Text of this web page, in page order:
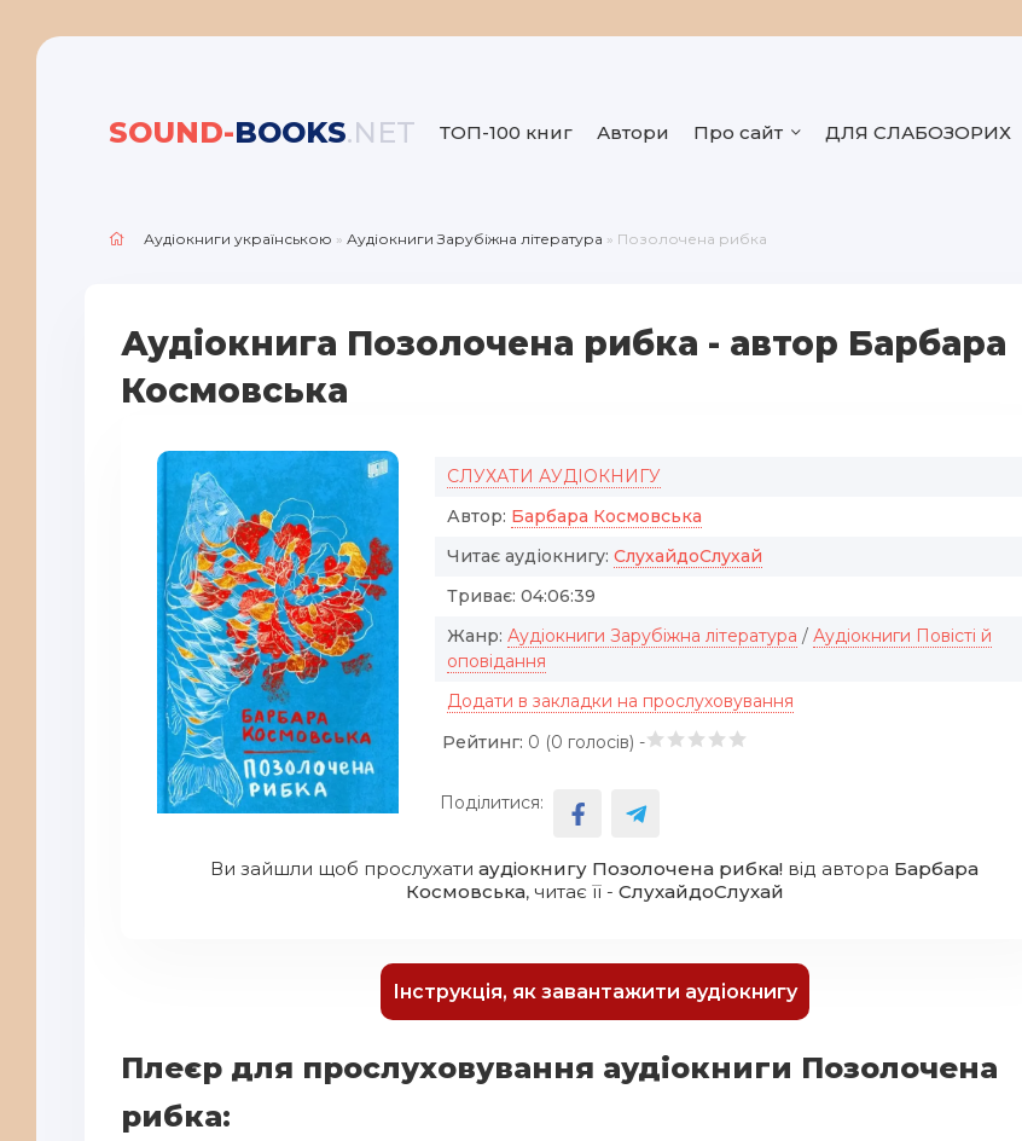
SOUND-BOOKS.NET ТОП-100 книг Автори Про сайт ДЛЯ СЛАБОЗОРИХ
Аудіокниги українською » Аудіокниги Зарубіжна література » Позолочена рибка
Аудіокнига Позолочена рибка - автор Барбара
Космовська
СЛУХАТИ АУДІОКНИГУ
Автор: Барбара Космовська
Читає аудіокнигу: СлухайдоСлухай
Триває: 04:06:39
Жанр: Аудіокниги Зарубіжна література / Аудіокниги Повісті й
оповідання
Додати в закладки на прослуховування
Рейтинг: 0 (0 голосів) -
Поділитися:
Ви зайшли щоб прослухати аудіокнигу Позолочена рибка! від автора Барбара
Космовська, читає її - СлухайдоСлухай
Інструкція, як завантажити аудіокнигу
Плеєр для прослуховування аудіокниги Позолочена
рибка: